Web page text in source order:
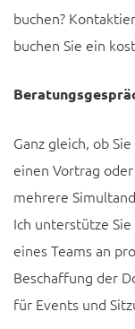
buchen?
buchen Sie ein
Ganz gleich, ob
einen Vortrag
mehrere
Ich unterstütze
eines Teams an
Beschaffung der
für Events und